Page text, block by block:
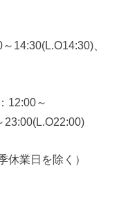
14:30(L.O14:30)、
～
23:00(L.O22:00)
休業日を除く）